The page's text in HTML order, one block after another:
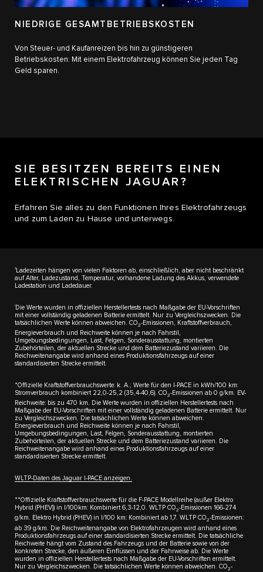
NIEDRIGE GESAMTBETRIEBSKOSTEN
Von Steuer- und Kaufanreizen bis hin zu günstigeren
Betriebskosten: Mit einem Elektrofahrzeug können Sie jeden Tag
Geld sparen.
SIE BESITZEN BEREITS EINEN
ELEKTRISCHEN JAGUAR?
Erfahren Sie alles zu den Funktionen Ihres Elektrofahrzeugs
und zum Laden zu Hause und unterwegs.
1
Ladezeiten hängen von vielen Faktoren ab, einschließlich, aber nicht beschränkt
auf Alter, Ladezustand, Temperatur, vorhandene Ladung des Akkus, verwendete
Ladestation und Ladedauer.
‡ Die Werte wurden in offiziellen Herstellertests nach Maßgabe der EU-Vorschriften
mit einer vollständig geladenen Batterie ermittelt. Nur zu Vergleichszwecken. Die
tatsächlichen Werte können abweichen. CO2-Emissionen, Kraftstoffverbrauch,
Energieverbrauch und Reichweite können je nach Fahrstil,
Umgebungsbedingungen, Last, Felgen, Sonderausstattung, montierten
Zubehörteilen, der aktuellen Strecke und dem Batteriezustand variieren. Die
Reichweitenangabe wird anhand eines Produktionsfahrzeugs auf einer
standardisierten Strecke ermittelt.
*Offizielle Kraftstoffverbrauchswerte: k. A.; Werte für den I-PACE in kWh/100 km:
Stromverbrauch kombiniert 22,0-25,2 (35,4-40,6). CO2-Emissionen ab 0 g/km. EV-
Reichweite: bis zu 470 km. Die Werte wurden in offiziellen Herstellertests nach
Maßgabe der EU-Vorschriften mit einer vollständig geladenen Batterie ermittelt. Nur
zu Vergleichszwecken. Die tatsächlichen Werte können abweichen.
Energieverbrauch und Reichweite können je nach Fahrstil,
Umgebungsbedingungen, Last, Felgen, Sonderausstattung, montierten
Zubehörteilen, der aktuellen Strecke und dem Batteriezustand variieren. Die
Reichweitenangabe wird anhand eines Produktionsfahrzeugs auf einer
standardisierten Strecke ermittelt.
WLTP-Daten des Jaguar I-PACE anzeigen.​
**Offizielle Kraftstoffverbrauchswerte für die F-PACE Modellreihe (außer Elektro
Hybrid (PHEV)) in l/100km: Kombiniert 6,3-12,0. WLTP CO2-Emissionen 166-274
g/km. Elektro Hybrid (PHEV) in l/100 km: Kombiniert ab 1,7. WLTP CO2-Emissionen:
ab 39 g/km. Die Reichweitenangabe von Elektrofahrzeugen wird anhand eines
Produktionsfahrzeugs auf einer standardisierten Strecke ermittelt. Die tatsächliche
Reichweite hängt vom Zustand des Fahrzeugs und der Batterie sowie von der
konkreten Strecke, den äußeren Einflüssen und der Fahrweise ab. Die Werte
wurden in offiziellen Herstellertests nach Maßgabe der EU-Vorschriften ermittelt.
Nur zu Vergleichszwecken. Die tatsächlichen Werte können abweichen. CO2-